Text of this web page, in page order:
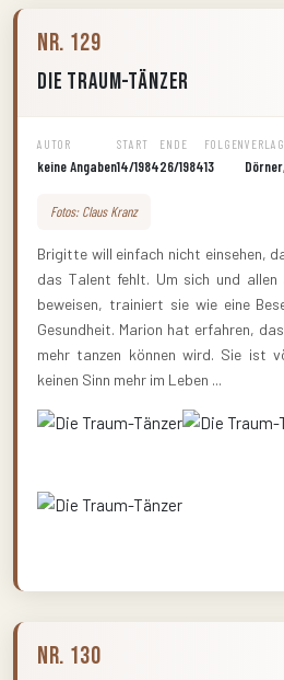
Nr. 129
Die Traum-Tänzer
AUTOR
keine Angaben
START
14/1984
ENDE
26/1984
FOLGEN
13
VERLAG
Fotos: Claus Kranz
Brigitte will einfach nicht einsehen,
das Talent fehlt. Um sich und allen
beweisen, trainiert sie wie eine
Gesundheit. Marion hat erfahren,
mehr tanzen können wird. Sie ist
keinen Sinn mehr im Leben ...
Nr. 130